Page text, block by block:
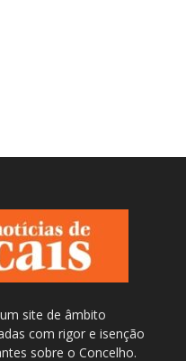
site de âmbito
com rigor e isenção
sobre o Concelho.